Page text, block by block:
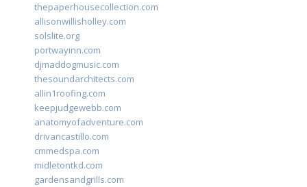
thepaperhousecollection.com
allisonwillisholley.com
solslite.org
portwayinn.com
djmaddogmusic.com
thesoundarchitects.com
allin1roofing.com
keepjudgewebb.com
anatomyofadventure.com
drivancastillo.com
cmmedspa.com
midletontkd.com
gardensandgrills.com